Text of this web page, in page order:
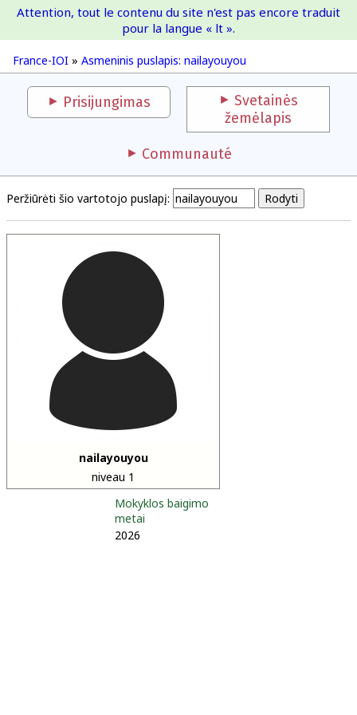
France-IOI
France-IOI » Asmeninis puslapis: nailayouyou
Attention, tout le contenu du site n'est pas encore traduit
pour la langue « lt ».
Prisijungimas
Svetainės
žemėlapis
Communauté
Peržiūrėti šio vartotojo puslapį:
nailayouyou
niveau 1
Mokyklos baigimo
metai
2026